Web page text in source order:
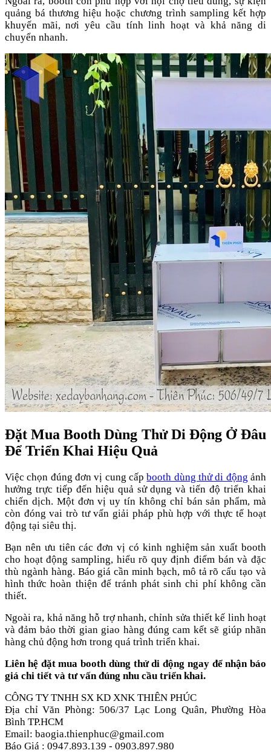
quảng bá thương hiệu hoặc chương trình sampling kết hợp
khuyến mãi, nơi yêu cầu tính linh hoạt và khả năng di
chuyển nhanh.
Đặt Mua Booth Dùng Thử Di Động Ở Đâu
Để Triển Khai Hiệu Quả
Việc chọn đúng đơn vị cung cấpbooth dùng thử di động ảnh
hưởng trực tiếp đến hiệu quả sử dụng và tiến độ triển khai
chiến dịch. Một đơn vị uy tín không chỉ bán sản phẩm, mà
còn đóng vai trò tư vấn giải pháp phù hợp với thực tế hoạt
động tại siêu thị.
Bạn nên ưu tiên các đơn vị có kinh nghiệm sản xuất booth
cho hoạt động sampling, hiểu rõ quy định điểm bán và đặc
thù ngành hàng. Báo giá cần minh bạch, mô tả rõ cấu tạo và
hình thức hoàn thiện để tránh phát sinh chi phí không cần
thiết.
Ngoài ra, khả năng hỗ trợ nhanh, chỉnh sửa thiết kế linh hoạt
và đảm bảo thời gian giao hàng đúng cam kết sẽ giúp nhãn
hàng chủ động hơn trong quá trình triển khai.
Liên hệ đặt mua booth dùng thử di động ngay để nhận báo
giá chi tiết và tư vấn đúng nhu cầu triển khai.
CÔNG TY TNHH SX KD XNK THIÊN PHÚC
Địa chỉ Văn Phòng: 506/37 Lạc Long Quân, Phường Hòa
Bình TP.HCM
Email: baogia.thienphuc@gmail.com
Báo Giá : 0947.893.139 - 0903.897.980